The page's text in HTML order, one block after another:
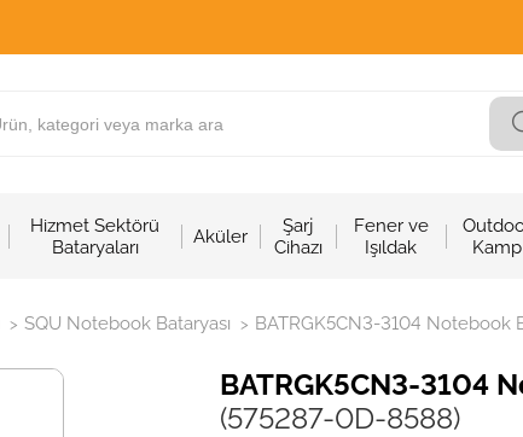
Hizmet Sektörü
Bataryaları
Aküler
Şarj
Cihazı
Fener ve
Işıldak
Kamp
> SQU Notebook Bataryası > BATRGK5CN3-3104 Notebook
BATRGK5CN3-3104
(575287-0D-8588)